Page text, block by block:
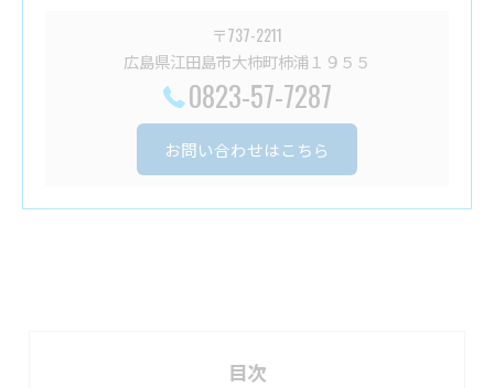
〒737-2211
広島県江田島市大柿町柿浦１９５５
0823-57-7287
お問い合わせはこちら
目次